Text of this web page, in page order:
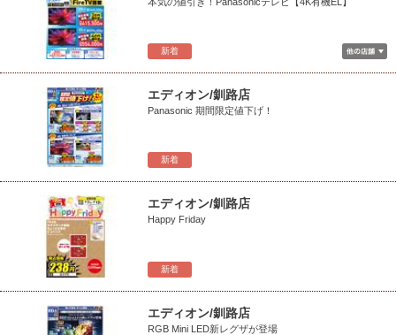
新着
新着
エディオン/釧路店
Panasonic 期間限定値下げ！
新着
エディオン/釧路店
Happy Friday
エディオン/釧路店
RGB Mini LED新レグザが登場